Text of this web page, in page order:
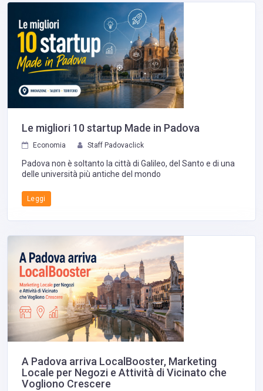
Le migliori 10 startup Made in Padova
Economia Staff Padovaclick
Padova non è soltanto la città di Galileo, del Santo e di una
delle università più antiche del mondo
Leggi
A Padova arriva LocalBooster, Marketing
Locale per Negozi e Attività di Vicinato che
Vogliono Crescere